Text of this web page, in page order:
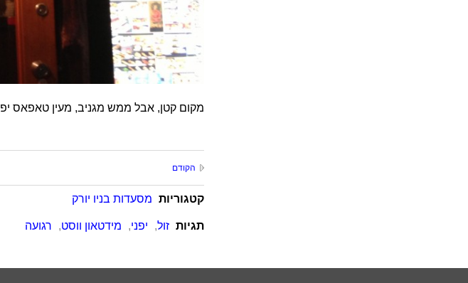
מקום קטן, אבל ממש מגניב, מעין טאפאס
הקודם
קטגוריות מסעדות בניו יורק
תגיות זול, יפני, מידטאון ווסט, רגועה